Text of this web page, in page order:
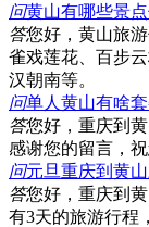
问黄山有哪些景
答您好，黄山旅
雀戏莲花、百步
汉朝南等。
问单人黄山有啥
答您好，重庆到
感谢您的留言，
问元旦重庆到黄
答您好，重庆到
有3天的旅游行程